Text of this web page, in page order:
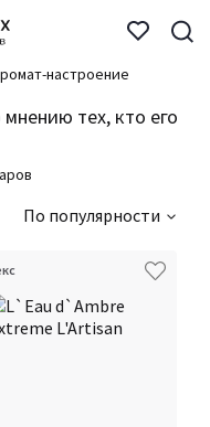
настроение
тех, кто его
По популярности